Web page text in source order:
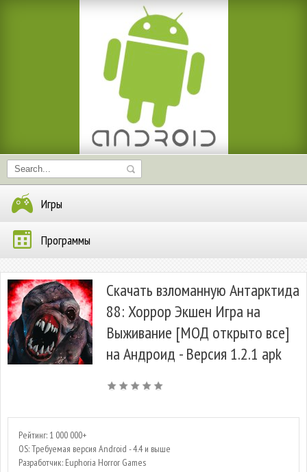
Игры
Программы
Скачать взломанную Антарктида
88: Хоррор Экшен Игра на
Выживание [МОД открыто все]
на Андроид - Версия 1.2.1 apk
Рейтинг: 1 000 000+
OS: Требуемая версия Android - 4.4 и выше
Разработчик: Euphoria Horror Games